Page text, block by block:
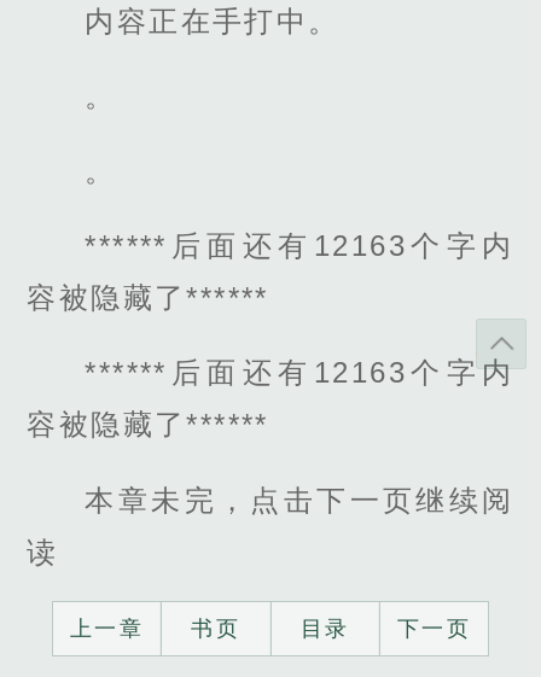
内容正在手打中。
。
。
******后面还有12163个字内
容被隐藏了******
******后面还有12163个字内
容被隐藏了******
本章未完，点击下一页继续阅
读
上一章 书页 目录 下一页